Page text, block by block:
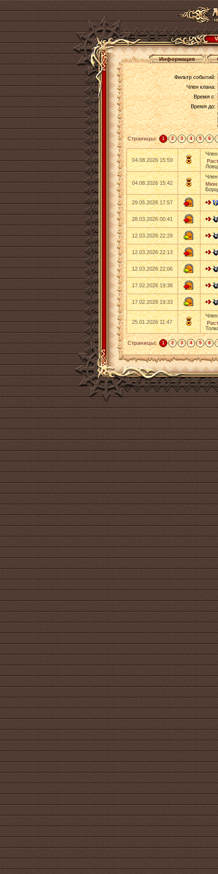
Информация
Фильтр событий:
Член клана:
Время с:
Время до:
Страницы: 1 2 3 4 5 6
04.08.2026 15:59
04.08.2026 15:42
29.05.2026 17:57
28.03.2026 00:41
12.03.2026 22:29
12.03.2026 22:13
12.03.2026 22:06
17.02.2026 19:38
17.02.2026 19:33
25.01.2026 11:47
Страницы: 1 2 3 4 5 6